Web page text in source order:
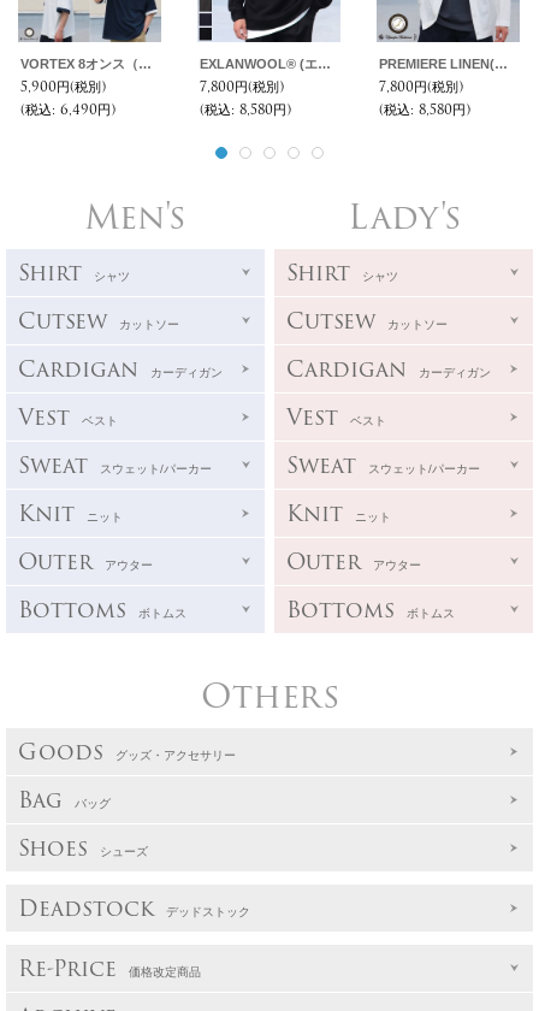
VORTEX 8オンス（MVS天竺）モックネック リンガー ハーフスリーブ Tシャツ【MADE IN JAPAN】『日本製』/ Upscape Audience
5,900円(税別)
(税込: 6,490円)
EXLANWOOL® (エクスランウール) スムース サドルショルダー ガゼット クルーネック長袖【MADE IN JAPAN】『日本製』 / Upscape Audience
7,800円(税別)
(税込: 8,580円)
PREMIERE LINEN(プレミアリネン)コットン天竺 Vネックカーディガン【MADE IN JAPAN】『日本製』 / Upscape Audience
7,800円(税別)
(税込: 8,580円)
Men's
Shirt シャツ
Cutsew カットソー
Cardigan カーディガン
Vest ベスト
Sweat スウェット/パーカー
Knit ニット
Outer アウター
Bottoms ボトムス
Lady's
Shirt シャツ
Cutsew カットソー
Cardigan カーディガン
Vest ベスト
Sweat スウェット/パーカー
Knit ニット
Outer アウター
Bottoms ボトムス
Others
Goods グッズ・アクセサリー
Bag バッグ
Shoes シューズ
Deadstock デッドストック
Re-Price 価格改定商品